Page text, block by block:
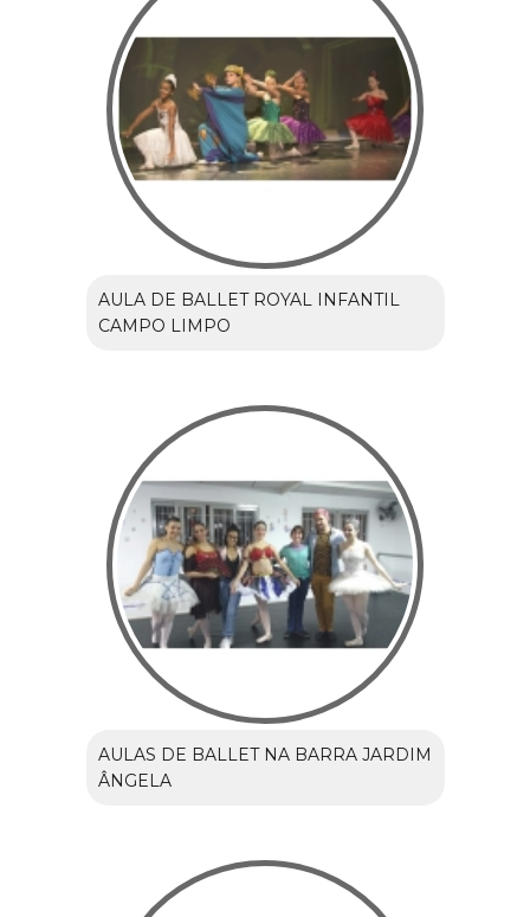
AULA DE BALLET ROYAL INFANTIL
CAMPO LIMPO
AULAS DE BALLET NA BARRA JARDIM
ÂNGELA